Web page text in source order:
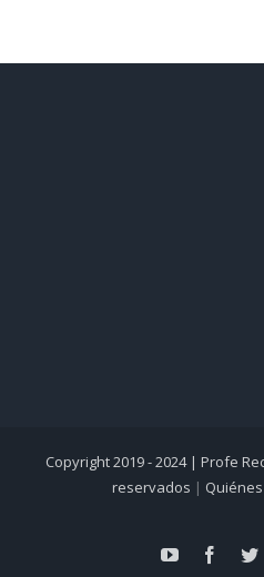
Copyright 2019 - 2024 | Profe
reservados |
YouTube